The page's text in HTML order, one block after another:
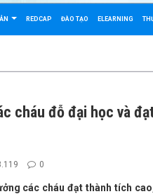
REDCAP ĐÀO TẠO ELEARNING
cháu đỗ đại học và
0
các cháu đạt thành tích